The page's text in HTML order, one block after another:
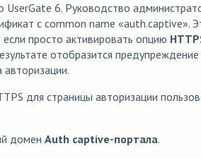
UserGate 6. Руководство
с common name «auth.captive».
просто активировать опцию
отобразится
для страницы авторизации
домен Auth captive-портала.